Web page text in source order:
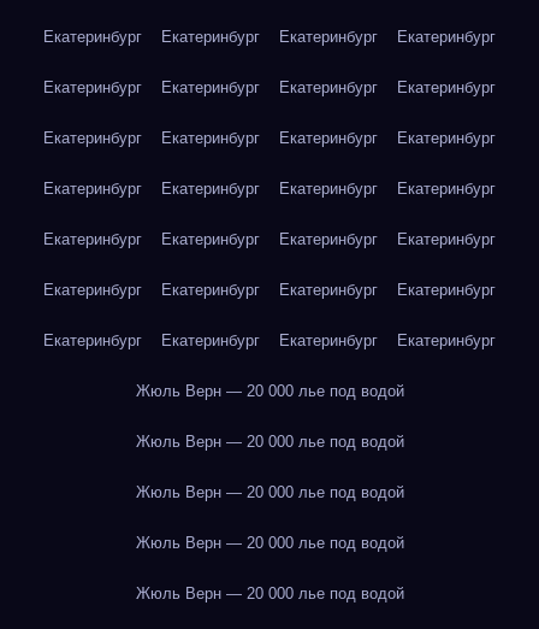
Екатеринбург Екатеринбург Екатеринбург Екатеринбург
Екатеринбург Екатеринбург Екатеринбург Екатеринбург
Екатеринбург Екатеринбург Екатеринбург Екатеринбург
Екатеринбург Екатеринбург Екатеринбург Екатеринбург
Екатеринбург Екатеринбург Екатеринбург Екатеринбург
Екатеринбург Екатеринбург Екатеринбург Екатеринбург
Екатеринбург Екатеринбург Екатеринбург Екатеринбург
Жюль Верн — 20 000 лье под водой
Жюль Верн — 20 000 лье под водой
Жюль Верн — 20 000 лье под водой
Жюль Верн — 20 000 лье под водой
Жюль Верн — 20 000 лье под водой